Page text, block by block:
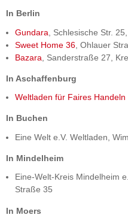
In Berlin
Gundara , Schlesische Str.
Sweet Home 36 , Ohlauer
Bazara , Sanderstraße 27,
In Aschaffenburg
Weltladen für Faires Handeln
In Buchen
Eine Welt e.V. Weltladen,
In Mindelheim
Eine-Welt-Kreis Mindelheim
Straße 35
In Moers